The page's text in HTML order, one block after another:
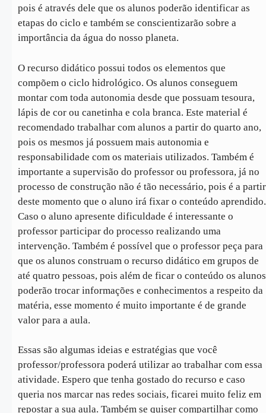
pois é através dele que os alunos poderão identificar as
etapas do ciclo e também se conscientizarão sobre a
importância da água do nosso planeta.
O recurso didático possui todos os elementos que
compõem o ciclo hidrológico. Os alunos conseguem
montar com toda autonomia desde que possuam tesoura,
lápis de cor ou canetinha e cola branca. Este material é
recomendado trabalhar com alunos a partir do quarto ano,
pois os mesmos já possuem mais autonomia e
responsabilidade com os materiais utilizados. Também é
importante a supervisão do professor ou professora, já no
processo de construção não é tão necessário, pois é a partir
deste momento que o aluno irá fixar o conteúdo aprendido.
Caso o aluno apresente dificuldade é interessante o
professor participar do processo realizando uma
intervenção. Também é possível que o professor peça para
que os alunos construam o recurso didático em grupos de
até quatro pessoas, pois além de ficar o conteúdo os alunos
poderão trocar informações e conhecimentos a respeito da
matéria, esse momento é muito importante é de grande
valor para a aula.
Essas são algumas ideias e estratégias que você
professor/professora poderá utilizar ao trabalhar com essa
atividade. Espero que tenha gostado do recurso e caso
queria nos marcar nas redes sociais, ficarei muito feliz em
repostar a sua aula. Também se quiser compartilhar como